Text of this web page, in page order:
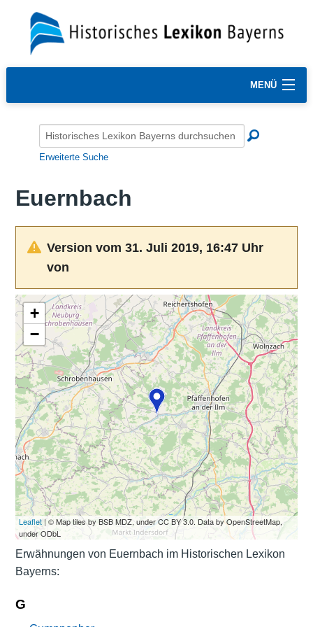
MENÜ
Erweiterte Suche
Euernbach
Version vom 31. Juli 2019, 16:47 Uhr
von
+
−
Leaflet| © Map tiles by BSB MDZ, under CC BY 3.0. Data by OpenStreetMap,
under ODbL
Erwähnungen von Euernbach im Historischen Lexikon
Bayerns:
G